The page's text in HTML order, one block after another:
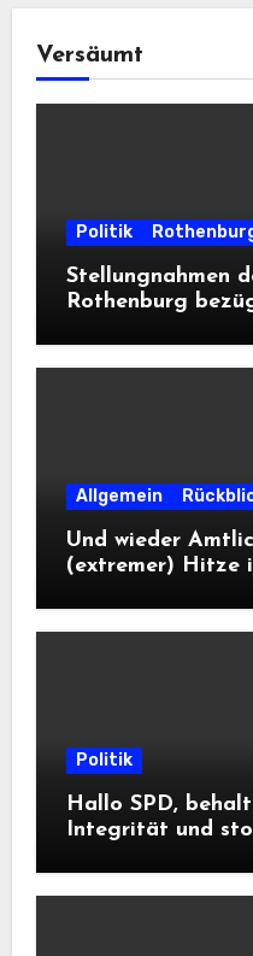
Versäumt
Politik
Stellungnahmen
Rothenburg
Allgemein
Und wieder
(extremer) Hitze
Politik
Hallo SPD,
Integrität und